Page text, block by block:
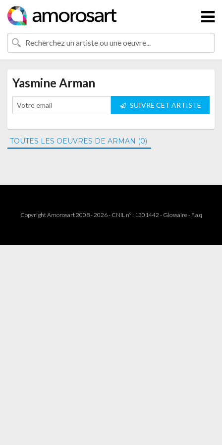
Yasmine Arman
SUIVRE CET ARTISTE
TOUTES LES OEUVRES DE ARMAN (0)
Copyright Amorosart 2008 - 2026 - CNIL n° : 1301442 - Glossaire- F.a.q